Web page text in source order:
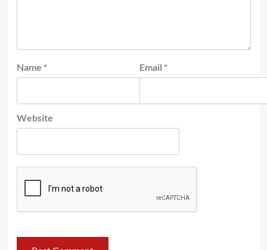
Name * Email *
Website